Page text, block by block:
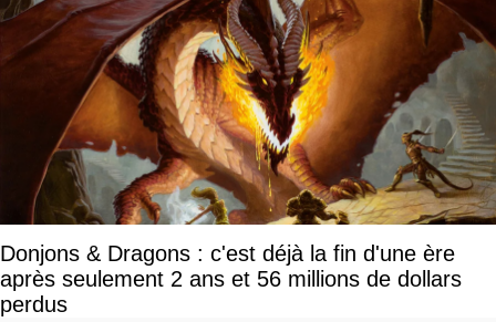
Donjons & Dragons : c'est déjà la fin d'une ère
après seulement 2 ans et 56 millions de dollars
perdus